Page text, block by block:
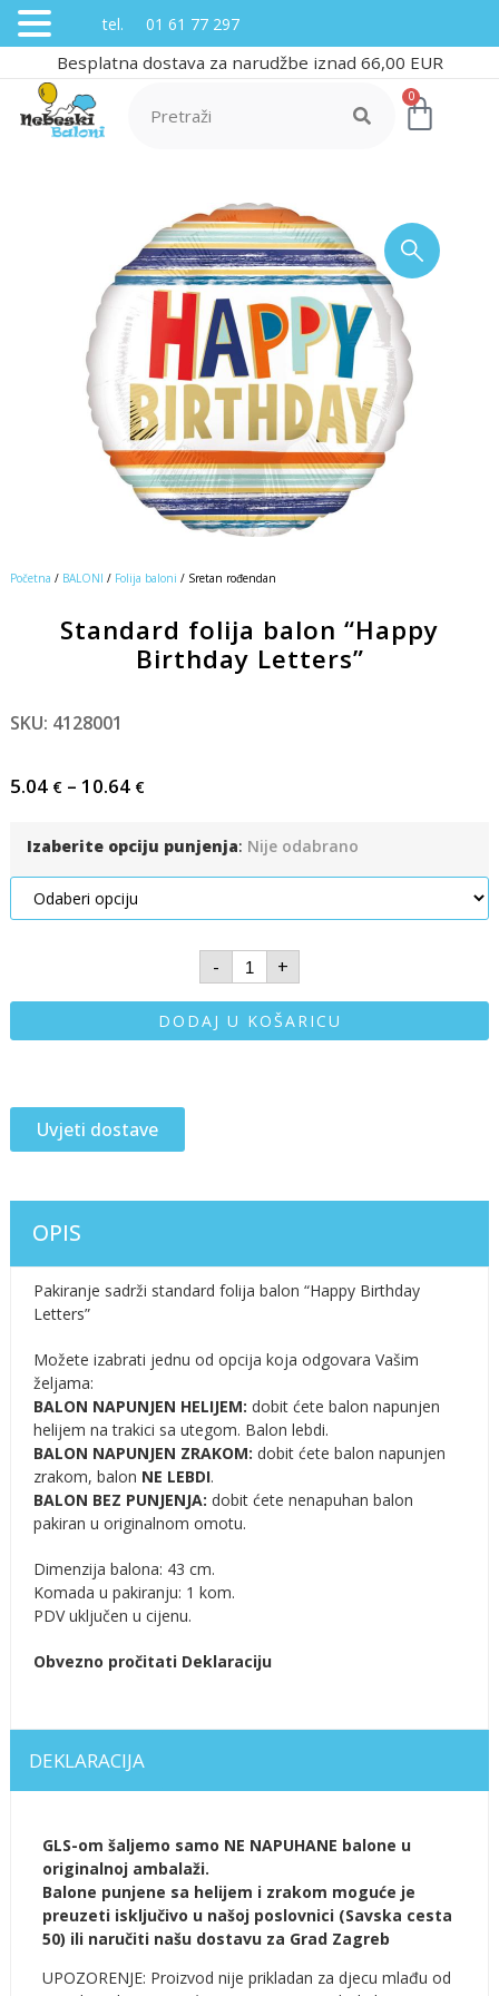
Besplatna dostava za narudžbe iznad 66,00 EUR
0
Početna / BALONI / Folija baloni / Sretan rođendan
Standard folija balon “Happy
Birthday Letters”
SKU: 4128001
5.04 €– 10.64 €
Izaberite opciju punjenja: Nije odabrano
- +
DODAJ U KOŠARICU
Uvjeti dostave
OPIS
Pakiranje sadrži standard folija balon “Happy Birthday
Letters”
Možete izabrati jednu od opcija koja odgovara Vašim
željama:
BALON NAPUNJEN HELIJEM: dobit ćete balon napunjen
helijem na trakici sa utegom. Balon lebdi.
BALON NAPUNJEN ZRAKOM: dobit ćete balon napunjen
zrakom, balon NE LEBDI.
BALON BEZ PUNJENJA: dobit ćete nenapuhan balon
pakiran u originalnom omotu.
Dimenzija balona: 43 cm.
Komada u pakiranju: 1 kom.
PDV uključen u cijenu.
Obvezno pročitati Deklaraciju
DEKLARACIJA
GLS-om šaljemo samo NE NAPUHANE balone u
originalnoj ambalaži.
Balone punjene sa helijem i zrakom moguće je
preuzeti isključivo u našoj poslovnici (Savska cesta
50) ili naručiti našu dostavu za Grad Zagreb
UPOZORENJE: Proizvod nije prikladan za djecu mlađu od
tel. 01 61 77 297